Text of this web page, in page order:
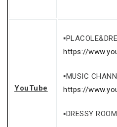
YouTube
https://
▪MUSIC
https://
▪DRESSY